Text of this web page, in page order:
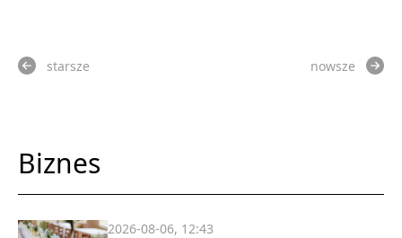
starsze nowsze
Biznes
2026-08-06, 12:43